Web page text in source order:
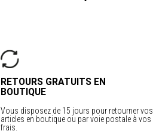
RETOURS GRATUITS EN
BOUTIQUE
Vous disposez de 15 jours pour retourner vos
articles en boutique ou par voie postale à vos
frais.